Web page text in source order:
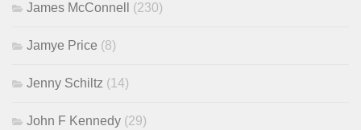
James McConnell (230)
Jamye Price (8)
Jenny Schiltz (14)
John F Kennedy (29)